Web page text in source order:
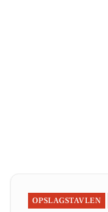
OPSLAGSTAVLEN